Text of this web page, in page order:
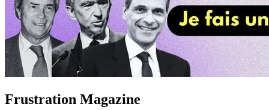
Frustration Magazine